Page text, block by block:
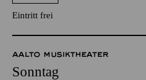
Eintritt frei
AALTO MUSIKTHEATER
Sonntag